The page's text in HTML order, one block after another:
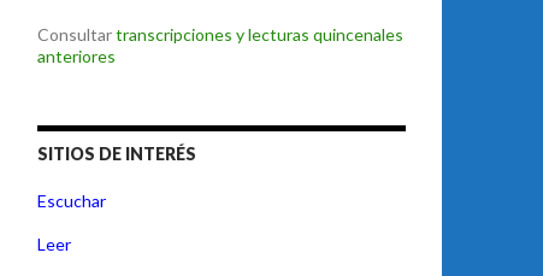
Consultartranscripciones y lecturas quincenales
anteriores
SITIOS DE INTERÉS
Escuchar
Leer